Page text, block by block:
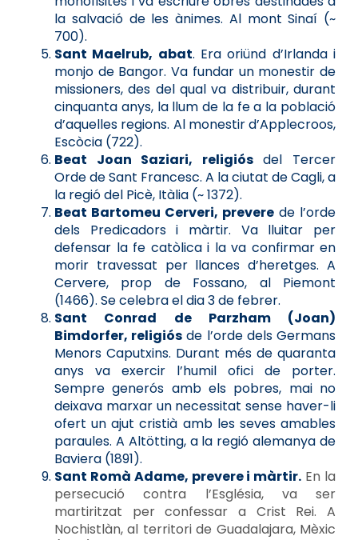
la salvació de les ànimes. Al mont Sinaí (~
700).
Sant Maelrub, abat. Era oriünd d’Irlanda i
monjo de Bangor. Va fundar un monestir de
missioners, des del qual va distribuir, durant
cinquanta anys, la llum de la fe a la població
d’aquelles regions. Al monestir d’Applecroos,
Escòcia (722).
Beat Joan Saziari, religiósdel Tercer
Orde de Sant Francesc. A la ciutat de Cagli, a
la regió del Picè, Itàlia (~ 1372).
Beat Bartomeu Cerveri, prevere de l’orde
dels Predicadors i màrtir. Va lluitar per
defensar la fe catòlica i la va confirmar en
morir travessat per llances d’heretges. A
Cervere, prop de Fossano, al Piemont
(1466). Se celebra el dia 3 de febrer.
Sant Conrad de Parzham (Joan)
Bimdorfer, religiós de l’orde dels Germans
Menors Caputxins. Durant més de quaranta
anys va exercir l’humil ofici de porter.
Sempre generós amb els pobres, mai no
deixava marxar un necessitat sense haver-li
ofert un ajut cristià amb les seves amables
paraules. A Altötting, a la regió alemanya de
Baviera (1891).
Sant Romà Adame, prevere i màrtir. En la
persecució contra l’Església, va ser
martiritzat per confessar a Crist Rei. A
Nochistlàn, al territori de Guadalajara, Mèxic